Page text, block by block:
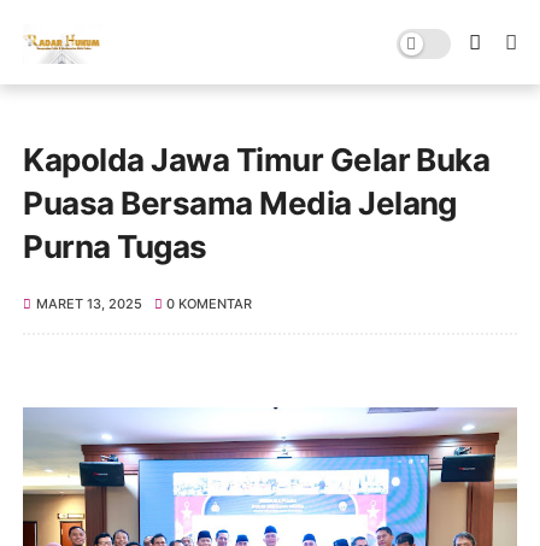
Kapolda Jawa Timur Gelar Buka
Puasa Bersama Media Jelang
Purna Tugas
MARET 13, 2025 0 KOMENTAR